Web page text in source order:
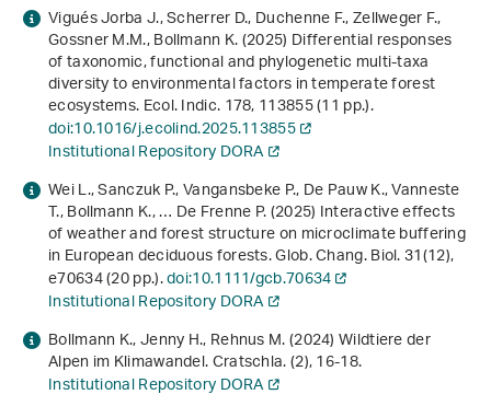
Vigués Jorba J., Scherrer D., Duchenne F., Zellweger F.,
Gossner M.M., Bollmann K. (2025) Differential responses
of taxonomic, functional and phylogenetic multi-taxa
diversity to environmental factors in temperate forest
ecosystems. Ecol. Indic.178, 113855 (11 pp.).
doi:10.1016/j.ecolind.2025.113855
Institutional Repository DORA
Wei L., Sanczuk P., Vangansbeke P., De Pauw K., Vanneste
T., Bollmann K., … De Frenne P. (2025) Interactive effects
of weather and forest structure on microclimate buffering
in European deciduous forests. Glob. Chang. Biol.31(12),
e70634 (20 pp.).doi:10.1111/gcb.70634
Institutional Repository DORA
Bollmann K., Jenny H., Rehnus M. (2024) Wildtiere der
Alpen im Klimawandel. Cratschla. (2), 16-18.
Institutional Repository DORA